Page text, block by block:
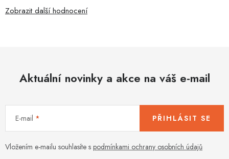
Zobrazit další hodnocení
Aktuální novinky a akce na váš e-mail
E-mail
Vložením e-mailu souhlasíte s podmínkami ochrany osobních údajů
PŘIHLÁSIT SE